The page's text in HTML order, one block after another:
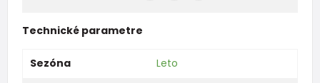
Technické parametre
Sezóna
Leto